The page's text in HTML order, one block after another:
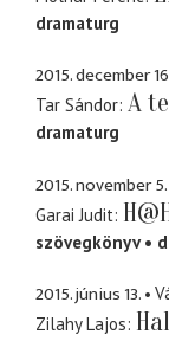
dramaturg
2015. december
Tar Sándor A
dramaturg
2015. november 5.
Garai Judit
szövegkönyv
2015. június 13.
Zilahy Lajos